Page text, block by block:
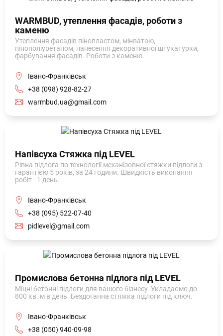
WARMBUD, утеплення фасадів, роботи з
каменю
Утеплення фасадів пінопластом, мінватою,
пінополіуретаном, нанесення декоративної штукатурки,
фарбування фасадів. Роботи з каменю.
Івано-Франківськ
+38 (098) 928-82-27
warmbud.ua@gmail.com
Напівсуха Стяжка під LEVEL
Рівна підлога по технології механізовної стяжки підлоги з
гарантією 5 років, за 24 години. Швидкість виконання
робіт - 1 день.
Івано-Франківськ
+38 (095) 522-07-40
pidlevel@gmail.com
Промислова бетонна підлога під LEVEL
Міцні бетонні підлоги для вашого бізнесу. Укладаємо до
800 кв. м в день. Бездоганна стяжка підлоги під ключ.
Івано-Франківськ
+38 (050) 940-09-98